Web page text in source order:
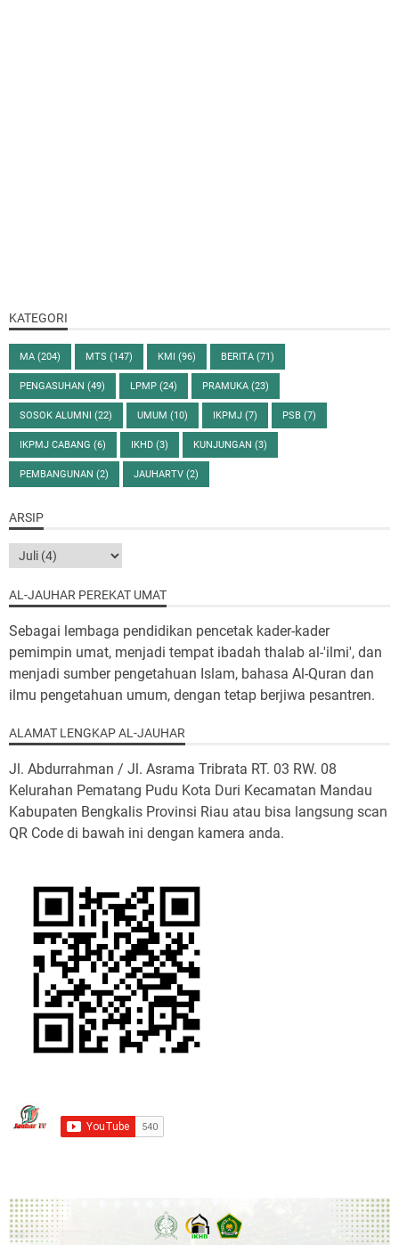
KATEGORI
MA (204) MTS (147) KMI (96) BERITA (71)
PENGASUHAN (49) LPMP (24) PRAMUKA (23)
SOSOK ALUMNI (22) UMUM (10) IKPMJ (7) PSB (7)
IKPMJ CABANG (6) IKHD (3) KUNJUNGAN (3)
PEMBANGUNAN (2) JAUHARTV (2)
ARSIP
AL-JAUHAR PEREKAT UMAT
Sebagai lembaga pendidikan pencetak kader-kader
pemimpin umat, menjadi tempat ibadah thalab al-'ilmi', dan
menjadi sumber pengetahuan Islam, bahasa Al-Quran dan
ilmu pengetahuan umum, dengan tetap berjiwa pesantren.
ALAMAT LENGKAP AL-JAUHAR
Jl. Abdurrahman / Jl. Asrama Tribrata RT. 03 RW. 08
Kelurahan Pematang Pudu Kota Duri Kecamatan Mandau
Kabupaten Bengkalis Provinsi Riau atau bisa langsung scan
QR Code di bawah ini dengan kamera anda.